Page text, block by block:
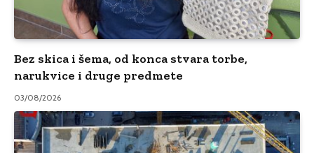
Bez skica i šema, od konca stvara torbe,
narukvice i druge predmete
03/08/2026